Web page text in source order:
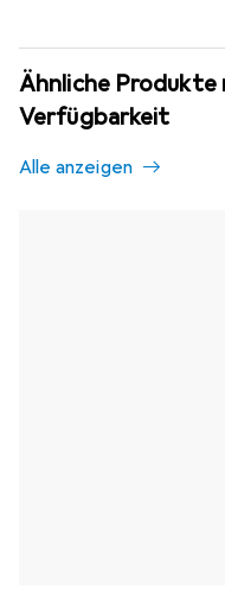
Ähnliche Produkte
Verfügbarkeit
Alle anzeigen